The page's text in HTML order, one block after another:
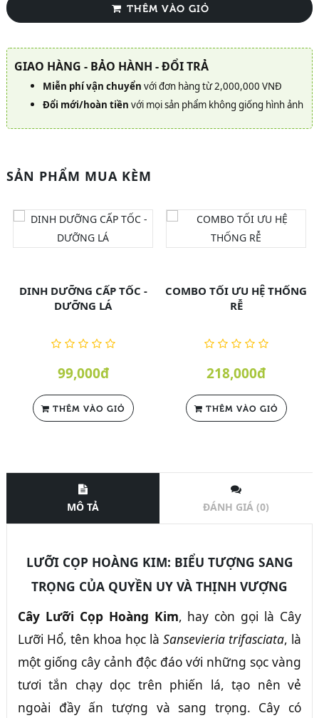
THÊM VÀO GIỎ
GIAO HÀNG - BẢO HÀNH - ĐỔI TRẢ
Miễn phí vận chuyển với đơn hàng từ 2,000,000 VNĐ
Đổi mới/hoàn tiền với mọi sản phẩm không giống hình ảnh
SẢN PHẨM MUA KÈM
DINH DƯỠNG CẤP TỐC -
DƯỠNG LÁ
99,000đ
THÊM VÀO GIỎ
COMBO TỐI ƯU HỆ THỐNG
RỄ
218,000đ
THÊM VÀO GIỎ
MÔ TẢ ĐÁNH GIÁ (0)
LƯỠI CỌP HOÀNG KIM: BIỂU TƯỢNG SANG
TRỌNG CỦA QUYỀN UY VÀ THỊNH VƯỢNG
Cây Lưỡi Cọp Hoàng Kim, hay còn gọi là Cây
Lưỡi Hổ, tên khoa học là Sansevieria trifasciata, là
một giống cây cảnh độc đáo với những sọc vàng
tươi tắn chạy dọc trên phiến lá, tạo nên vẻ
ngoài đầy ấn tượng và sang trọng. Cây có